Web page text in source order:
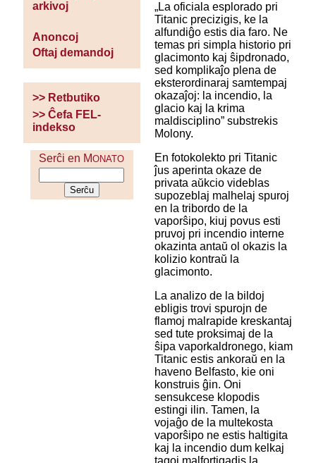
arkivoj
Anoncoj
Oftaj demandoj
>> Retbutiko
>> Ĉefa FEL-
indekso
Serĉi en MONATO
„La oficiala esplorado pri
Titanic precizigis, ke la
alfundiĝo estis dia faro. Ne
temas pri simpla historio pri
glacimonto kaj ŝipdronado,
sed komplikaĵo plena de
eksterordinaraj samtempaj
okazaĵoj: la incendio, la
glacio kaj la krima
maldisciplino” substrekis
Molony.
En fotokolekto pri Titanic
ĵus aperinta okaze de
privata aŭkcio videblas
supozeblaj malhelaj spuroj
en la tribordo de la
vaporŝipo, kiuj povus esti
pruvoj pri incendio interne
okazinta antaŭ ol okazis la
kolizio kontraŭ la
glacimonto.
La analizo de la bildoj
ebligis trovi spurojn de
flamoj malrapide kreskantaj
sed tute proksimaj de la
ŝipa vaporkaldronego, kiam
Titanic estis ankoraŭ en la
haveno Belfasto, kie oni
konstruis ĝin. Oni
sensukcese klopodis
estingi ilin. Tamen, la
vojaĝo de la multekosta
vaporŝipo ne estis haltigita
kaj la incendio dum kelkaj